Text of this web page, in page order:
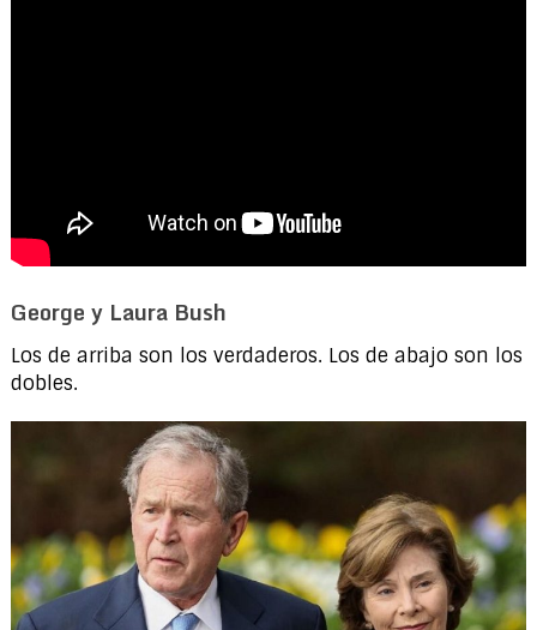
George y Laura Bush
Los de arriba son los verdaderos. Los de abajo son los
dobles.